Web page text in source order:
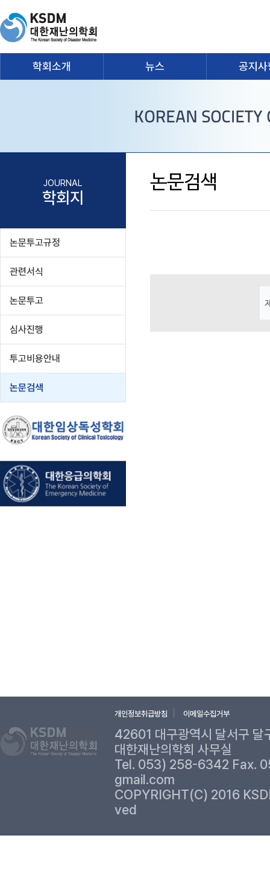
학회소개 뉴스 공지
JOURNAL
학회지
논문투고규정
관련서식
논문투고
심사진행
투고비용안내
논문검색
논문검색
개인정보취급방침 이메일수집거부
42601 대구광역시 달서구 달
대한재난의학회 사무실
Tel. 053) 258-6342 Fax.
gmail.com
COPYRIGHT(C) 2016
ved